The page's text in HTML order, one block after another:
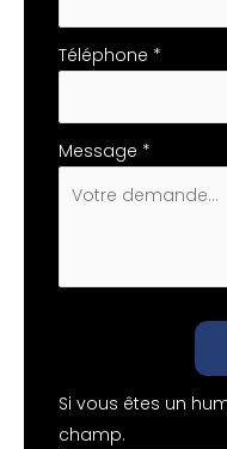
Téléphone *
Message *
Si vous êtes un
champ.